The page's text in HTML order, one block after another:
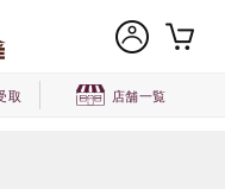
取 店舗一覧